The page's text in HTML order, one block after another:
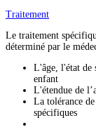
Traitement
Le traitement
déterminé par le
L'âge, l'état de
enfant
L'étendue de
La tolérance
spécifiques